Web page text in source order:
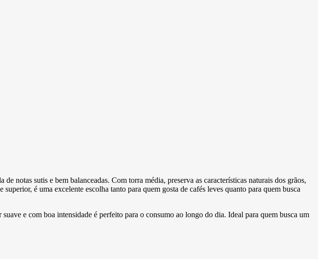
notas sutis e bem balanceadas. Com torra média, preserva as características naturais dos grãos,
é uma excelente escolha tanto para quem gosta de cafés leves quanto para quem busca
e com boa intensidade é perfeito para o consumo ao longo do dia. Ideal para quem busca um